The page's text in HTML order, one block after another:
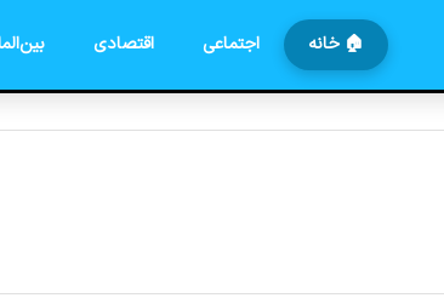
🏠 خانه اجتماعی اقتصادی